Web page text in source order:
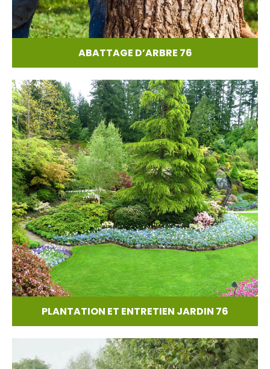
ABATTAGE D’ARBRE 76
PLANTATION ET ENTRETIEN JARDIN 76